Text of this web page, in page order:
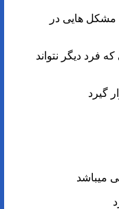
مشکل هایی در
فرد دیگر نتواند
گیرد
میباشد